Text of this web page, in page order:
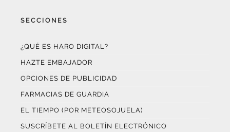
SECCIONES
¿QUÉ ES HARO DIGITAL?
HAZTE EMBAJADOR
OPCIONES DE PUBLICIDAD
FARMACIAS DE GUARDIA
EL TIEMPO (POR METEOSOJUELA)
SUSCRÍBETE AL BOLETÍN ELECTRÓNICO